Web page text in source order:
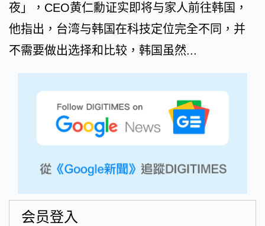
夜」，CEO黄仁勳证实即将与家人前往韩国，
他指出，台湾与韩国在科技定位完全不同，并
不需要做出选择和比较，韩国虽然...
会员登入